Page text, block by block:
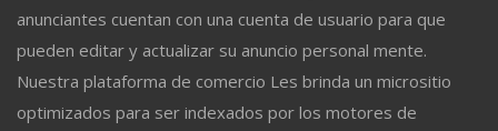
anunciantes cuentan con una cuenta de usuario para que
pueden editar y actualizar su anuncio personal mente.
Nuestra plataforma de comercio Les brinda un micrositio
optimizados para ser indexados por los motores de